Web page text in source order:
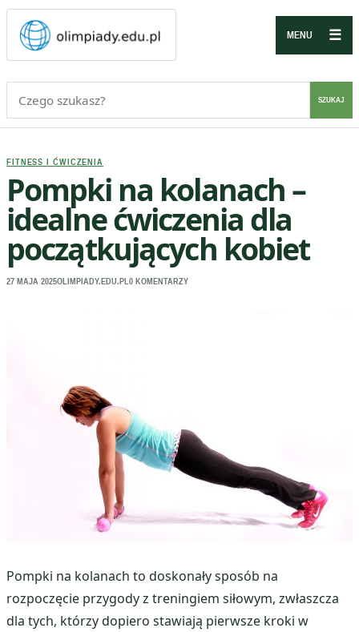
MENU ☰
SZUKAJ
FITNESS I ĆWICZENIA
Pompki na kolanach –
idealne ćwiczenia dla
początkujących kobiet
27 MAJA 2025OLIMPIADY.EDU.PL 0 KOMENTARZY
Pompki na kolanach to doskonały sposób na
rozpoczęcie przygody z treningiem siłowym, zwłaszcza
dla tych, którzy dopiero stawiają pierwsze kroki w